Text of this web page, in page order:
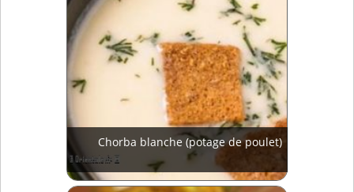
Chorba blanche (potage de poulet)